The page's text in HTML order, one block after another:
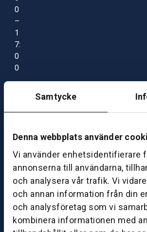
Samtycke
Denna webbplats använder
Vi använder enhetsidentifierare
annonserna till användarna,
och analysera vår trafik. Vi
och annan information från din
och analysföretag som vi
kombinera informationen med
0
–
1
7:
0
0
ut
S
ö
v
d
e